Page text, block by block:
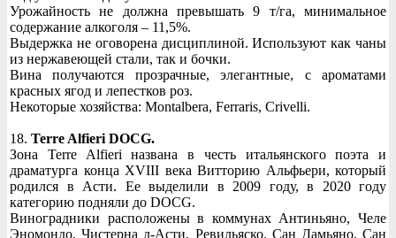
Урожайность не должна превышать 9 т/га, минимальное
содержание алкоголя – 11,5%.
Выдержка не оговорена дисциплиной. Используют как чаны
из нержавеющей стали, так и бочки.
Вина получаются прозрачные, элегантные, с ароматами
красных ягод и лепестков роз.
Некоторые хозяйства: Montalbera, Ferraris, Crivelli.
18. Terre Alfieri DOCG.
Зона Terre Alfieri названа в честь итальянского поэта и
драматурга конца XVIII века Витторию Альфьери, который
родился в Асти. Ее выделили в 2009 году, в 2020 году
категорию подняли до DOCG.
Виноградники расположены в коммунах Антиньяно, Челе
Эномондо, Чистерна д-Асти, Ревильяско, Сан Дамьяно, Сан